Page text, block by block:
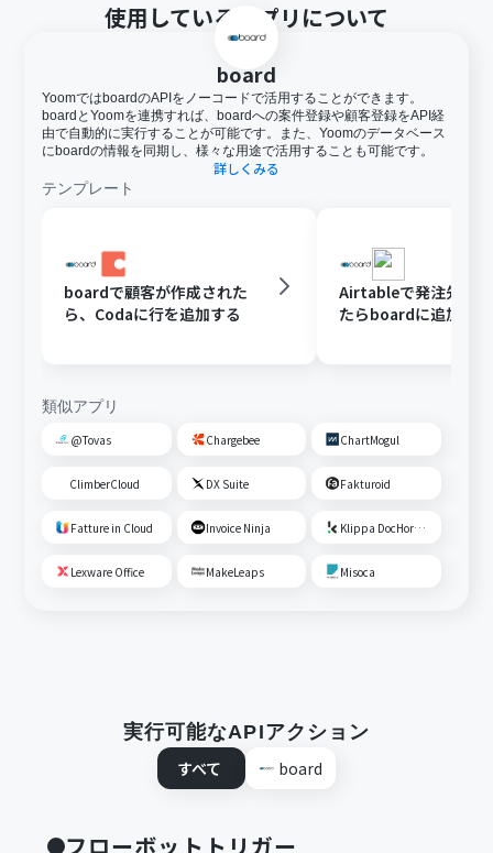
使用しているアプリについて
board
YoomではboardのAPIをノーコードで活用することができます。
boardとYoomを連携すれば、boardへの案件登録や顧客登録をAPI経
由で自動的に実行することが可能です。また、Yoomのデータベース
にboardの情報を同期し、様々な用途で活用することも可能です。
詳しくみる
テンプレート
boardで顧客が作成された
ら、Codaに行を追加する
Airtableで発注先が
たらboardに追加する
類似アプリ
@Tovas Chargebee ChartMogul
ClimberCloud DX Suite Fakturoid
Fatture in Cloud Invoice Ninja Klippa DocHorizon
Lexware Office MakeLeaps Misoca
実行可能なAPIアクション
すべて
board
フローボットトリガー